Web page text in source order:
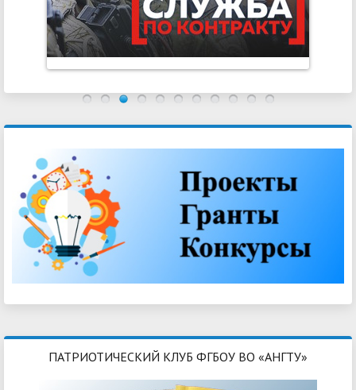
ПАТРИОТИЧЕСКИЙ КЛУБ ФГБОУ ВО «АНГТУ»